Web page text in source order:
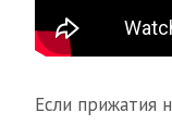
Если прижатия